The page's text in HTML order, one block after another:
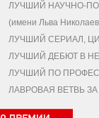
ЛУЧШИЙ НАУЧНО-
(имени Льва
ЛУЧШИЙ СЕРИАЛ,
ЛУЧШИЙ ДЕБЮТ В
ЛУЧШИЙ ПО
ЛАВРОВАЯ ВЕТВЬ